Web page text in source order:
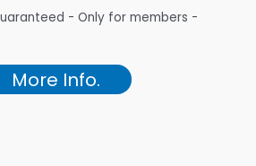
- Only for members -
More Info.